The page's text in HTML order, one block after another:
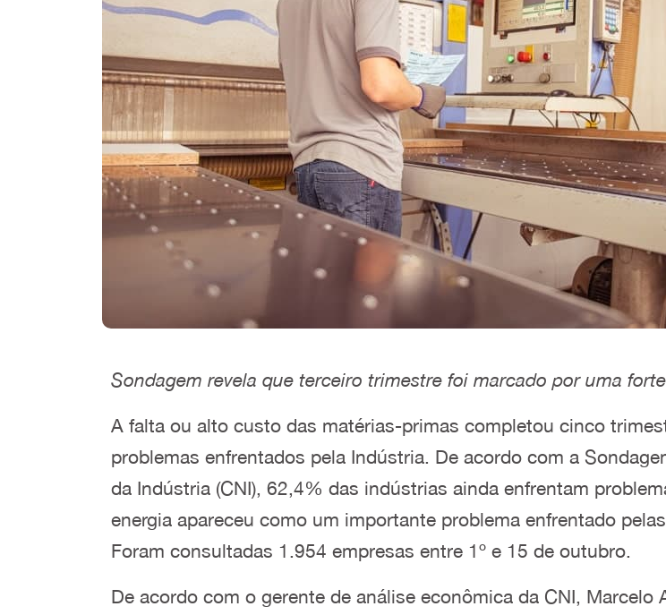
Sondagem revela que terceiro trimestre foi marcado por uma
A falta ou alto custo das matérias-primas completou cinco
problemas enfrentados pela Indústria. De acordo com a
da Indústria (CNI), 62,4% das indústrias ainda enfrentam
energia apareceu como um importante problema enfrentado
Foram consultadas 1.954 empresas entre 1º e 15 de outubro.
De acordo com o gerente de análise econômica da CNI,